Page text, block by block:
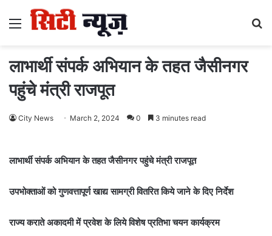
Menu
लाभार्थी संपर्क अभियान के तहत जैसीनगर
पहुंचे मंत्री राजपूत
City News March 2, 2024 0 3 minutes read
लाभार्थी संपर्क अभियान के तहत जैसीनगर पहुंचे मंत्री राजपूत
उपभोक्ताओं को गुणवत्तापूर्ण खाद्य सामग्री वितरित किये जाने के दिए निर्देश
राज्य कराते अकादमी में प्रवेश के लिये विशेष प्रतिभा चयन कार्यक्रम